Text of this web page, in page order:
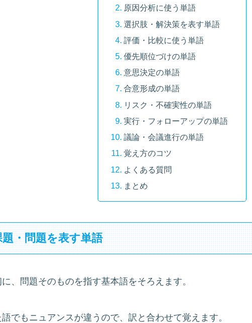
原因分析に使う単語
選択肢・解決策を表す単語
評価・比較に使う単語
優先順位づけの単語
意思決定の単語
合意形成の単語
リスク・不確実性の単語
実行・フォローアップの単語
議論・会議進行の単語
覚え方のコツ
よくある質問
まとめ
題・問題を表す単語
、問題そのものを指す基本語をそろえます。
でもニュアンスが違うので、訳と合わせて覚えます。